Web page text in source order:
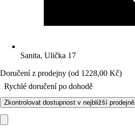
Sanita, Ulička 17
Doručení z prodejny (od 1228,00 Kč)
Rychlé doručení po dohodě
Zkontrolovat dostupnost v nejbližší prodejně